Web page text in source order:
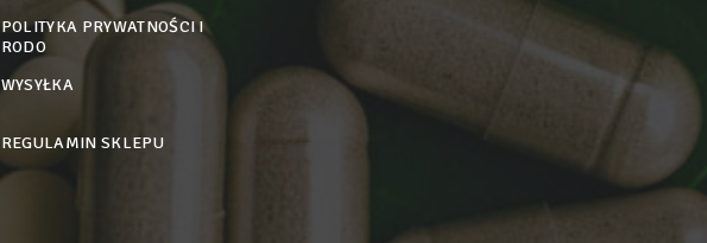
POLITYKA PRYWATNOŚCI I
RODO
WYSYŁKA
REGULAMIN SKLEPU